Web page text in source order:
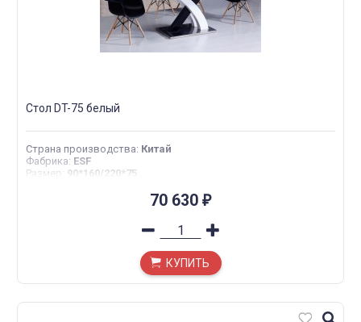
Стол DT-75 белый
Страна производства: Китай
Фабрика: ESF
Размер : 90*160/220*75
70 630 ₽
КУПИТЬ